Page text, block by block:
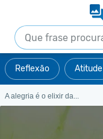
Reflexão Atitude
A alegria é o elixir da...